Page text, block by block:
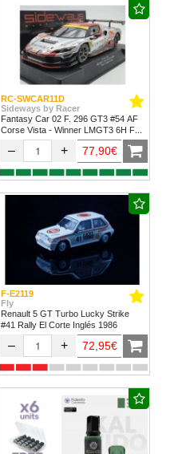
RC-SWCAR11D
Sideways by Racer
Fantasy Car 02 F. 296 GT3 #54 AF
Corse Vista - Winner LMGT3 6H Fuji
– + 77,90€
F-E2119
Fly
Renault 5 GT Turbo Lucky Strike
#41 Rally El Corte Inglés 1986
– + 72,95€